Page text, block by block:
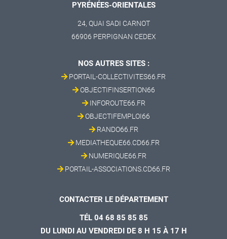
PYRÉNÉES-ORIENTALES
24, QUAI SADI CARNOT
66906 PERPIGNAN CEDEX
NOS AUTRES SITES :
PORTAIL-COLLECTIVITES66.FR
OBJECTIFINSERTION66
INFOROUTE66.FR
OBJECTIFEMPLOI66
RANDO66.FR
MEDIATHEQUE66.CD66.FR
NUMERIQUE66.FR
PORTAIL-ASSOCIATIONS.CD66.FR
CONTACTER LE DÉPARTEMENT
TÉL 04 68 85 85 85
DU LUNDI AU VENDREDI DE 8 H 15 À 17 H